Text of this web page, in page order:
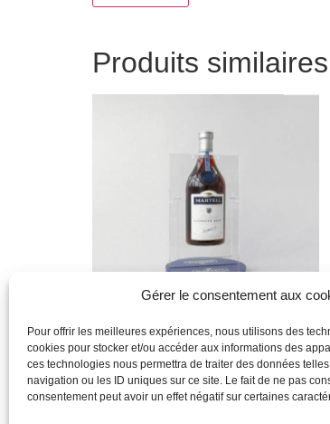
Gérer le consentement aux
Pour offrir les meilleures expériences, nous utilisons des
cookies pour stocker et/ou accéder aux informations des
ces technologies nous permettra de traiter des données
navigation ou les ID uniques sur ce site. Le fait de ne pas
consentement peut avoir un effet négatif sur certaines
Produits similaires
Produit
Lire la suite